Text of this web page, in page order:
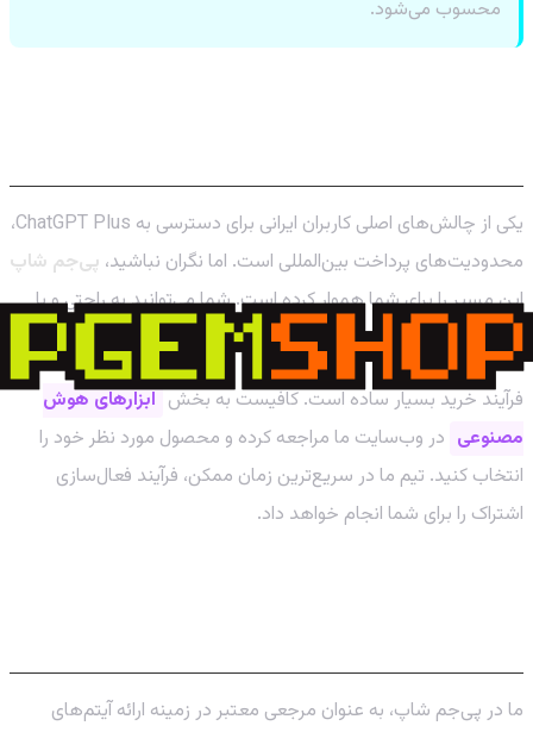
محسوب می‌شود.
یکی از چالش‌های اصلی کاربران ایرانی برای دسترسی به ChatGPT Plus،
محدودیت‌های پرداخت بین‌المللی است. اما نگران نباشید، پی‌جم شاپ
این مسیر را برای شما هموار کرده است. شما می‌توانید به راحتی و با
اطمینان کامل، اشتراک خود را از طریق فروشگاه ما تهیه کنید.
فرآیند خرید بسیار ساده است. کافیست به بخش ابزارهای هوش
مصنوعی در وب‌سایت ما مراجعه کرده و محصول مورد نظر خود را
انتخاب کنید. تیم ما در سریع‌ترین زمان ممکن، فرآیند فعال‌سازی
اشتراک را برای شما انجام خواهد داد.
ما در پی‌جم شاپ، به عنوان مرجعی معتبر در زمینه ارائه آیتم‌های